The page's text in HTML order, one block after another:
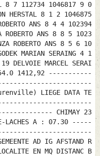
8 7 112734 1046817 9 0
HERSTAL 8 1 2 1046875
ANS 8 4 4 102394
ANS 8 8 5 1023
ROBERTO ANS 8 5 6 10
MARIAN SERAING 4 1
MARCEL SERAI
1412,92 -----------
LIEGE DATA TE
CHIMAY 23
LACHES A : 07.30 -----
AD IG AFSTAND R
EN MQ DISTANC B